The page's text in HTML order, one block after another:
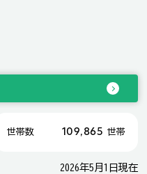
世帯数 109,865 世帯
2026年5月1日現在